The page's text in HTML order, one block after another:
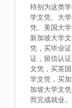
特别为这类
学文凭、大
凭、美国大
新加坡大学
凭，买毕业
证，留信认
文凭，买英
学文凭，买
加坡大学文
而完成就业。